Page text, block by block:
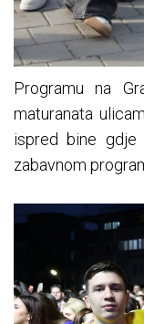
Programu na
maturanata
ispred bine
zabavnom